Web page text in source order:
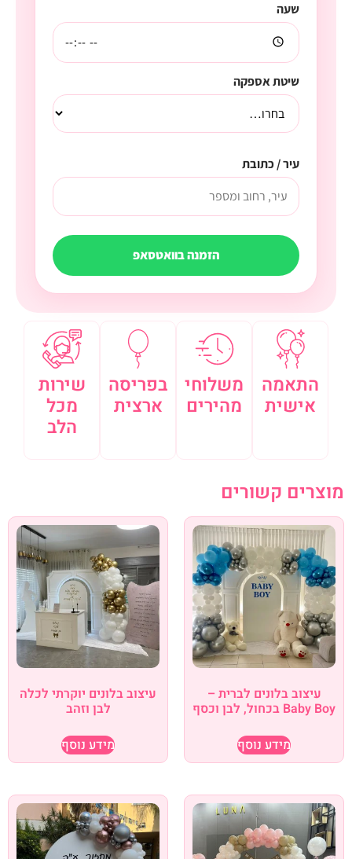
שעה
שיטת אספקה
עיר / כתובת
הזמנה בוואטסאפ
שירות
מכל
הלב
בפריסה
ארצית
משלוחי
מהירים
התאמה
אישית
מוצרים קשורים
עיצוב בלונים לברית –
Baby Boy בכחול, לבן וכסף
מידע נוסף
עיצוב בלונים יוקרתי לכלה
לבן וזהב
מידע נוסף